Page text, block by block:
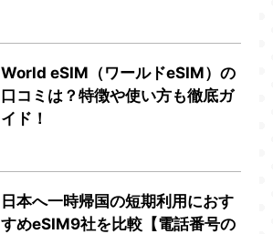
World eSIM（ワールドeSIM）の
口コミは？特徴や使い方も徹底ガ
イド！
日本へ一時帰国の短期利用におす
すめeSIM9社を比較【電話番号の